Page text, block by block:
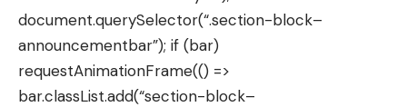
document.querySelector(“.section-block–
announcementbar”); if (bar)
requestAnimationFrame(() =>
bar.classList.add(“section-block–